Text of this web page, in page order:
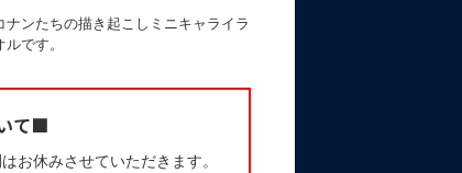
ンたちの描き起こしミニキャライラ
です。
て■
お休みさせていただきます。